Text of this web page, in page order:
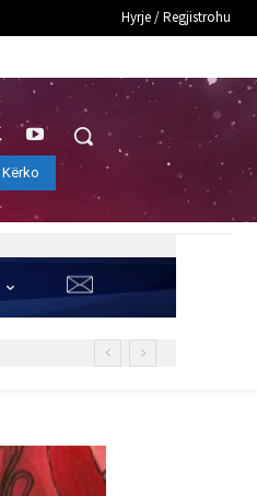
Hyrje / Regjistrohu
Kërko